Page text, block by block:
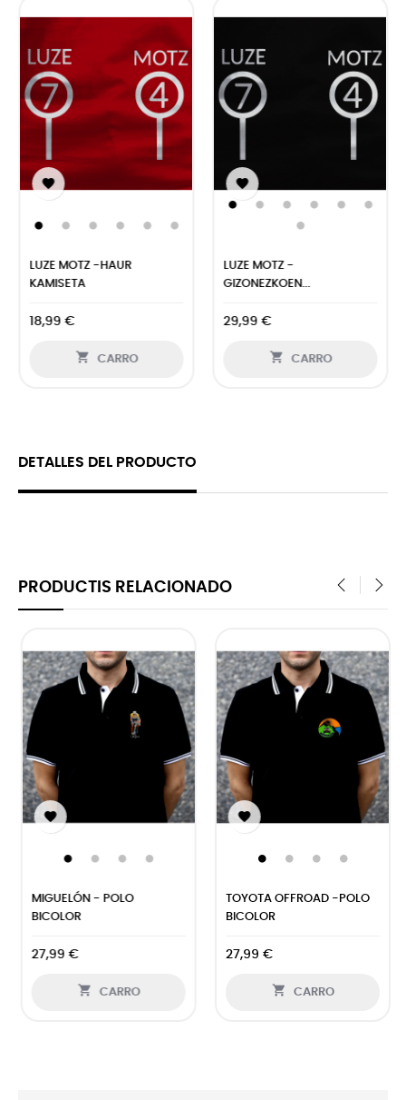

LUZE MOTZ -HAUR
KAMISETA
18,99 €
 CARRO

LUZE MOTZ -
GIZONEZKOEN...
29,99 €
 CARRO
DETALLES DEL PRODUCTO
PRODUCTIS RELACIONADO

MIGUELÓN - POLO
BICOLOR
27,99 €
 CARRO

TOYOTA OFFROAD -POLO
BICOLOR
27,99 €
 CARRO